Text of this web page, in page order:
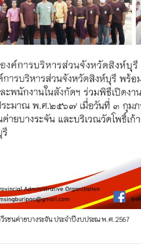
ชนค่ายบางระจัน ประจำปีงบประณ พ.ศ.2567